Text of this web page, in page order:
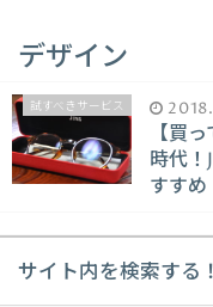
デザイン
試すべきサービス
【買
時代！
すすめ
サイト内を検索する！